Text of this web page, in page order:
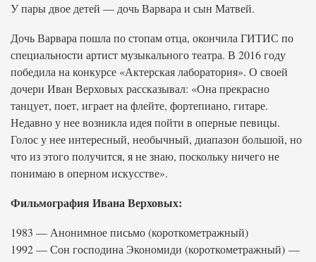
У пары двое детей — дочь Варвара и сын Матвей.
Дочь Варвара пошла по стопам отца, окончила ГИТИС по
специальности артист музыкального театра. В 2016 году
победила на конкурсе «Актерская лаборатория». О своей
дочери Иван Верховых рассказывал: «Она прекрасно
танцует, поет, играет на флейте, фортепиано, гитаре.
Недавно у нее возникла идея пойти в оперные певицы.
Голос у нее интересный, необычный, диапазон большой, но
что из этого получится, я не знаю, поскольку ничего не
понимаю в оперном искусстве».
Фильмография Ивана Верховых:
1983 — Анонимное письмо (короткометражный)
1992 — Сон господина Экономиди (короткометражный) —